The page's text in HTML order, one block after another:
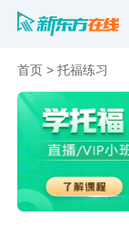
首页 >托福练习